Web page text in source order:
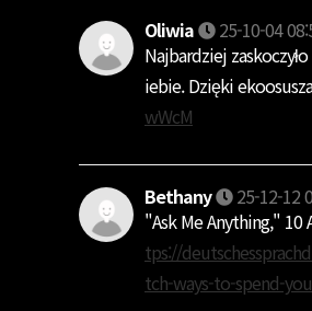
Oliwia
25-10-04
Najbardziej
iebie. Dzięki
wWcM
Bethany
25-12-12
"Ask Me Anything,"
tps://
tch-ways-to-spend-